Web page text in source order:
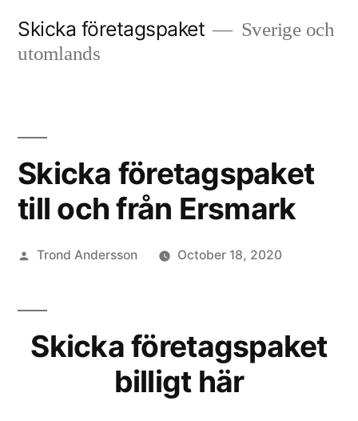
Skicka företagspaket
Sverige och
utomlands
Skicka företagspaket
till och från Ersmark
Posted
Trond Andersson October 18, 2020
Skicka företagspaket
billigt här